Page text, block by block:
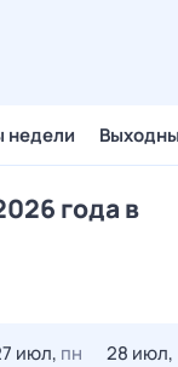
недели
года в
июл, пн 28 июл,